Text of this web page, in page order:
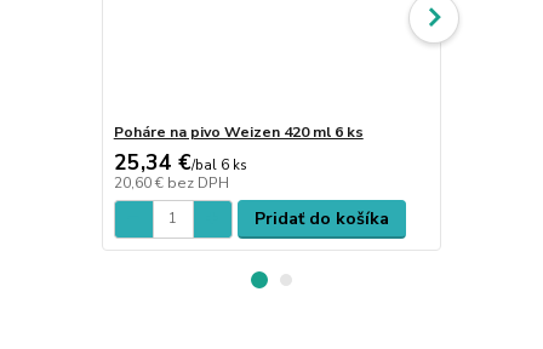
Poháre na pivo Weizen 420 ml 6 ks
25,34 €/bal 6 ks
20,60 € bez DPH
Pridať do košíka